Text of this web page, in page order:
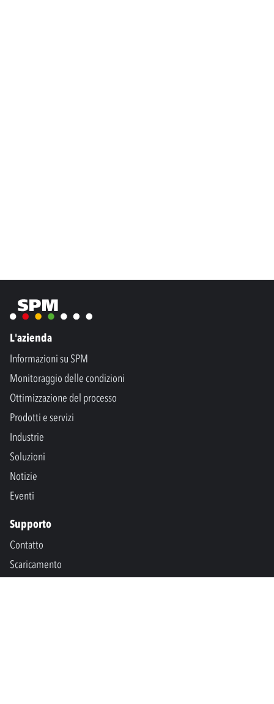
L'azienda
Informazioni su SPM
Monitoraggio delle condizioni
Ottimizzazione del processo
Prodotti e servizi
Industrie
Soluzioni
Notizie
Eventi
Supporto
Contatto
Scaricamento